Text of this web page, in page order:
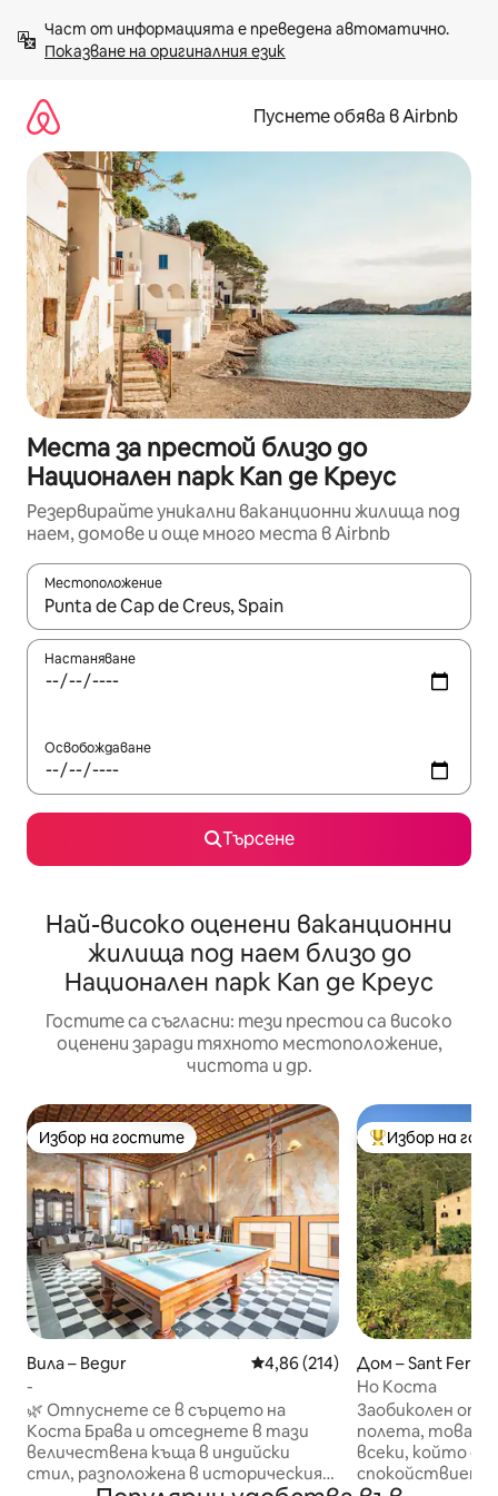
към
съдържанието
Показване на оригиналния език
Пуснете обява в Airbnb
Места за престой близо до
Национален парк Кап де Креус
Резервирайте уникални ваканционни жилища под
наем, домове и още много места в Airbnb
Местоположение
Когато резултатите се покажат, използвайте
Настаняване
Освобождаване
Търсене
Най-високо оценени ваканционни
жилища под наем близо до
Национален парк Кап де Креус
Гостите са съгласни: тези престои са високо
оценени заради тяхното местоположение,
чистота и др.
Избор на гостите
Избор на гостите
Вила – Begur Средна оценка: 4,86 от 5,
4,86 (214)
-
🌿 Отпуснете се в сърцето на
Коста Брава и отседнете в тази
величествена къща в индийски
стил, разположена в историческия
Най-популярен
Избор на
Дом – Sant Ferriol
Но Коста
Заобиколен от
полета, това е
всеки, който